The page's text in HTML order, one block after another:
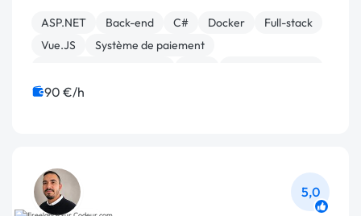
ASP.NET Back-end C# Docker
Full-stack
Vue.JS
Système de paiement
90 €/h
5,0